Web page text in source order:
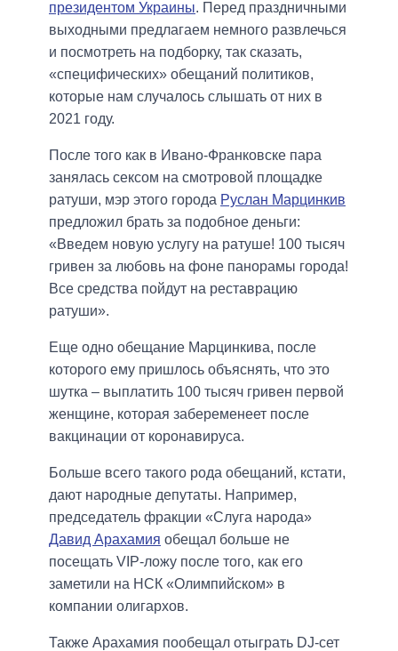
президентом Украины. Перед праздничными
выходными предлагаем немного развлечься
и посмотреть на подборку, так сказать,
«специфических» обещаний политиков,
которые нам случалось слышать от них в
2021 году.
После того как в Ивано-Франковске пара
занялась сексом на смотровой площадке
ратуши, мэр этого города Руслан Марцинкив
предложил брать за подобное деньги:
«Введем новую услугу на ратуше! 100 тысяч
гривен за любовь на фоне панорамы города!
Все средства пойдут на реставрацию
ратуши».
Еще одно обещание Марцинкива, после
которого ему пришлось объяснять, что это
шутка – выплатить 100 тысяч гривен первой
женщине, которая забеременеет после
вакцинации от коронавируса.
Больше всего такого рода обещаний, кстати,
дают народные депутаты. Например,
председатель фракции «Слуга народа»
Давид Арахамия обещал больше не
посещать VIP-ложу после того, как его
заметили на НСК «Олимпийском» в
компании олигархов.
Также Арахамия пообещал отыграть DJ-сет